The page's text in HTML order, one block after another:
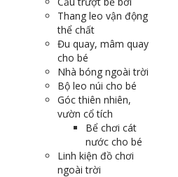
Thang leo vận động
thể chất
Đu quay, mâm quay
cho bé
Nhà bóng ngoài trời
Bộ leo núi cho bé
Góc thiên nhiên,
vườn cổ tích
Bể chơi cát
nước cho bé
Linh kiện đồ chơi
ngoài trời